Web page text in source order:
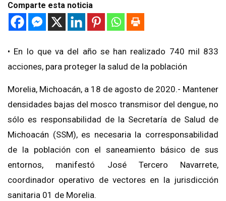
Comparte esta noticia
• En lo que va del año se han realizado 740 mil 833
acciones, para proteger la salud de la población
Morelia, Michoacán, a 18 de agosto de 2020.- Mantener
densidades bajas del mosco transmisor del dengue, no
sólo es responsabilidad de la Secretaría de Salud de
Michoacán (SSM), es necesaria la corresponsabilidad
de la población con el saneamiento básico de sus
entornos, manifestó José Tercero Navarrete,
coordinador operativo de vectores en la jurisdicción
sanitaria 01 de Morelia.